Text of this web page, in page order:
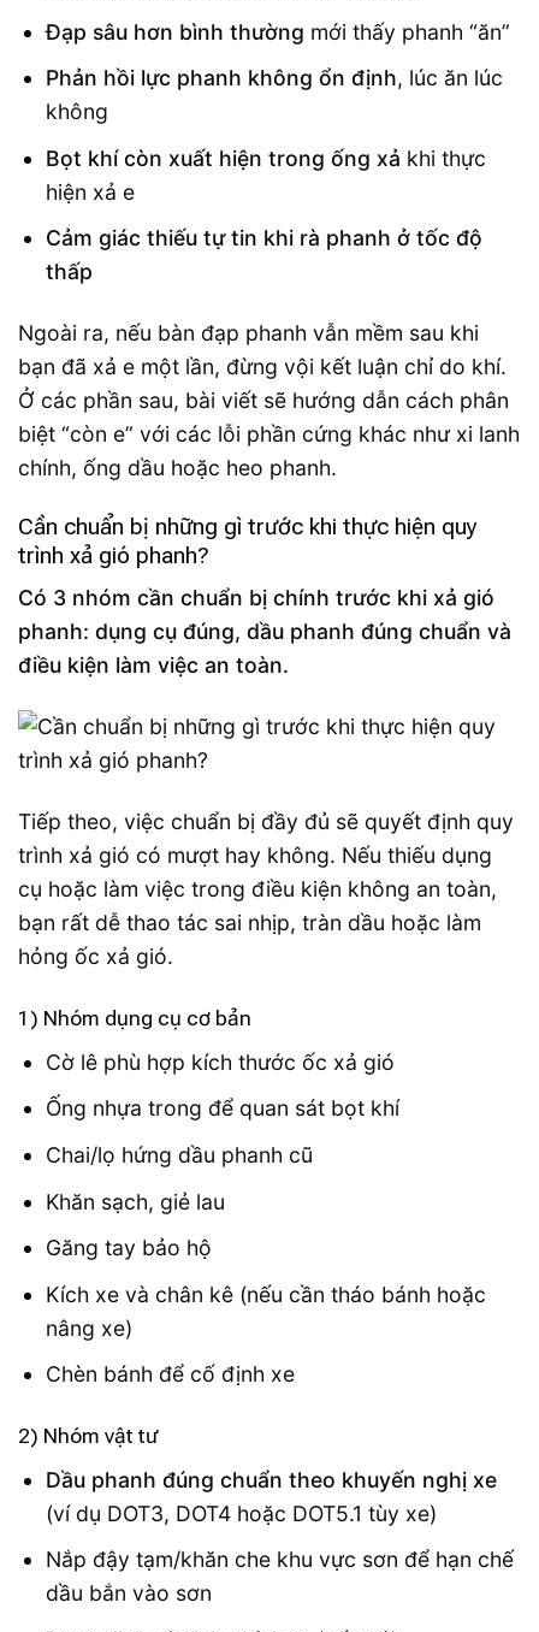
Đạp sâu hơn bình thường mới thấy phanh “ăn”
Phản hồi lực phanh không ổn định, lúc ăn lúc
không
Bọt khí còn xuất hiện trong ống xả khi thực
hiện xả e
Cảm giác thiếu tự tin khi rà phanh ở tốc độ
thấp
Ngoài ra, nếu bàn đạp phanh vẫn mềm sau khi
bạn đã xả e một lần, đừng vội kết luận chỉ do khí.
Ở các phần sau, bài viết sẽ hướng dẫn cách phân
biệt “còn e” với các lỗi phần cứng khác như xi lanh
chính, ống dầu hoặc heo phanh.
Cần chuẩn bị những gì trước khi thực hiện quy
trình xả gió phanh?
Có 3 nhóm cần chuẩn bị chính trước khi xả gió
phanh: dụng cụ đúng, dầu phanh đúng chuẩn và
điều kiện làm việc an toàn.
Tiếp theo, việc chuẩn bị đầy đủ sẽ quyết định quy
trình xả gió có mượt hay không. Nếu thiếu dụng
cụ hoặc làm việc trong điều kiện không an toàn,
bạn rất dễ thao tác sai nhịp, tràn dầu hoặc làm
hỏng ốc xả gió.
1) Nhóm dụng cụ cơ bản
Cờ lê phù hợp kích thước ốc xả gió
Ống nhựa trong để quan sát bọt khí
Chai/lọ hứng dầu phanh cũ
Khăn sạch, giẻ lau
Găng tay bảo hộ
Kích xe và chân kê (nếu cần tháo bánh hoặc
nâng xe)
Chèn bánh để cố định xe
2) Nhóm vật tư
Dầu phanh đúng chuẩn theo khuyến nghị xe
(ví dụ DOT3, DOT4 hoặc DOT5.1 tùy xe)
Nắp đậy tạm/khăn che khu vực sơn để hạn chế
dầu bắn vào sơn